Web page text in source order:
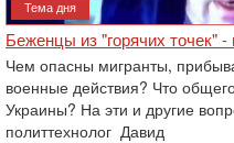
Тема дня
Беженцы из "горячих точек"
Чем опасны мигранты,
военные действия? Что
Украины? На эти и другие
политтехнолог Давид